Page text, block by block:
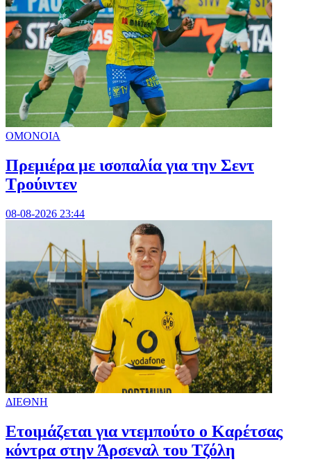
ΟΜΟΝΟΙΑ
Πρεμιέρα με ισοπαλία για την Σεντ
Τρούιντεν
08-08-2026 23:44
ΔΙΕΘΝΗ
Ετοιμάζεται για ντεμπούτο ο Καρέτσας
κόντρα στην Άρσεναλ του Τζόλη